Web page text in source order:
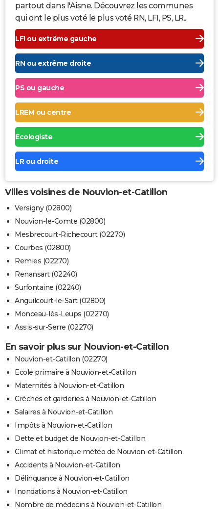
partout dans l'Aisne. Découvrez les communes
qui ont le plus voté le plus voté RN, LFI, PS, LR...
LFI ou extrême gauche
RN ou extrême droite
PS ou gauche
LREM ou centre
Ecologiste
LR ou droite
Villes voisines de Nouvion-et-Catillon
Versigny (02800)
Nouvion-le-Comte (02800)
Mesbrecourt-Richecourt (02270)
Courbes (02800)
Remies (02270)
Renansart (02240)
Surfontaine (02240)
Anguilcourt-le-Sart (02800)
Monceau-lès-Leups (02270)
Assis-sur-Serre (02270)
En savoir plus sur Nouvion-et-Catillon
Nouvion-et-Catillon (02270)
Ecole primaire à Nouvion-et-Catillon
Maternités à Nouvion-et-Catillon
Crèches et garderies à Nouvion-et-Catillon
Salaires à Nouvion-et-Catillon
Impôts à Nouvion-et-Catillon
Dette et budget de Nouvion-et-Catillon
Climat et historique météo de Nouvion-et-Catillon
Accidents à Nouvion-et-Catillon
Délinquance à Nouvion-et-Catillon
Inondations à Nouvion-et-Catillon
Nombre de médecins à Nouvion-et-Catillon